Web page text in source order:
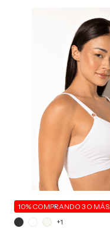
10% COMPRANDO 3 O MÁS
+1